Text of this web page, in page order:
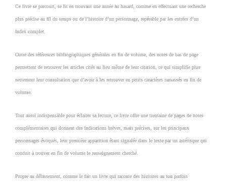
Ce livre se parcourt, se lit en trouvant une année au hasard, comme en effectuant une recherche
plus précise au fil du temps ou de l’histoire d’un personnage, repérable par les entrées d’un
Index complet.
Outre des références bibliographiques générales en fin de volume, des notes de bas de page
permettent de retrouver les articles cités au lieu même de leur citation, ce qui simplifie plus
nettement leur consultation que d’avoir à les retrouver en petits caractères ramassés en fin de
volume.
Tout aussi indispensable pour éclairer sa lecture, ce livre offre une trentaine de pages de notes
complémentaires qui donnent des indications brèves, mais précises, sur les principaux
personnages évoqués, leur première apparition étant signalée dans le texte par un astérisque qui
conduit à trouver en fin de volume le renseignement cherché.
Propre au délassement, comme le fait un livre qui raconte des histoires au ton parfois